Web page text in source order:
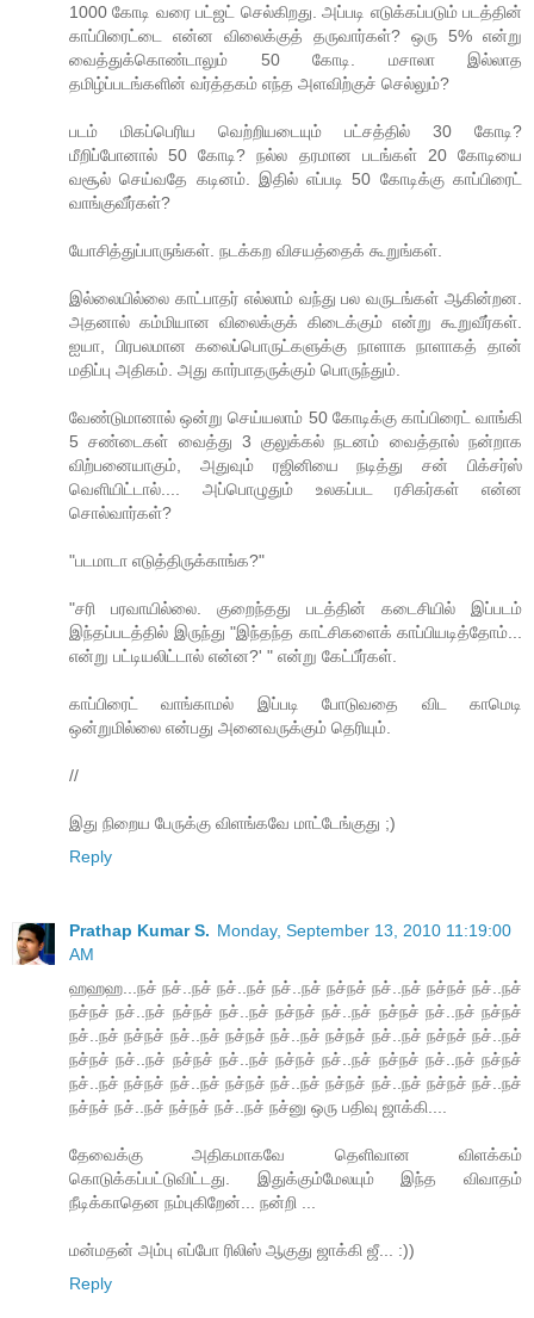
1000 கோடி வரை பட்ஜட் செல்கிறது. அப்படி எடுக்கப்படும் படத்தின்
காப்பிரைட்டை என்ன விலைக்குத் தருவார்கள்? ஒரு 5% என்று
வைத்துக்கொண்டாலும் 50 கோடி. மசாலா இல்லாத
தமிழ்ப்படங்களின் வர்த்தகம் எந்த அளவிற்குச் செல்லும்?
படம் மிகப்பெரிய வெற்றியடையும் பட்சத்தில் 30 கோடி?
மீறிப்போனால் 50 கோடி? நல்ல தரமான படங்கள் 20 கோடியை
வசூல் செய்வதே கடினம். இதில் எப்படி 50 கோடிக்கு காப்பிரைட்
வாங்குவீர்கள்?
யோசித்துப்பாருங்கள். நடக்கற விசயத்தைக் கூறுங்கள்.
இல்லையில்லை காட்பாதர் எல்லாம் வந்து பல வருடங்கள் ஆகின்றன.
அதனால் கம்மியான விலைக்குக் கிடைக்கும் என்று கூறுவீர்கள்.
ஐயா, பிரபலமான கலைப்பொருட்களுக்கு நாளாக நாளாகத் தான்
மதிப்பு அதிகம். அது கார்பாதருக்கும் பொருந்தும்.
வேண்டுமானால் ஒன்று செய்யலாம் 50 கோடிக்கு காப்பிரைட் வாங்கி
5 சண்டைகள் வைத்து 3 குலுக்கல் நடனம் வைத்தால் நன்றாக
விற்பனையாகும், அதுவும் ரஜினியை நடித்து சன் பிக்சர்ஸ்
வெளியிட்டால்.... அப்பொழுதும் உலகப்பட ரசிகர்கள் என்ன
சொல்வார்கள்?
"படமாடா எடுத்திருக்காங்க?"
"சரி பரவாயில்லை. குறைந்தது படத்தின் கடைசியில் இப்படம்
இந்தப்படத்தில் இருந்து "இந்தந்த காட்சிகளைக் காப்பியடித்தோம்...
என்று பட்டியலிட்டால் என்ன?' " என்று கேட்பீர்கள்.
காப்பிரைட் வாங்காமல் இப்படி போடுவதை விட காமெடி
ஒன்றுமில்லை என்பது அனைவருக்கும் தெரியும்.
//
இது நிறைய பேருக்கு விளங்கவே மாட்டேங்குது ;)
Reply
Prathap Kumar S. Monday, September 13, 2010 11:19:00
AM
ஹஹஹ...நச் நச்..நச் நச்..நச் நச்..நச் நச்நச் நச்..நச் நச்நச் நச்..நச்
நச்நச் நச்..நச் நச்நச் நச்..நச் நச்நச் நச்..நச் நச்நச் நச்..நச் நச்நச்
நச்..நச் நச்நச் நச்..நச் நச்நச் நச்..நச் நச்நச் நச்..நச் நச்நச் நச்..நச்
நச்நச் நச்..நச் நச்நச் நச்..நச் நச்நச் நச்..நச் நச்நச் நச்..நச் நச்நச்
நச்..நச் நச்நச் நச்..நச் நச்நச் நச்..நச் நச்நச் நச்..நச் நச்நச் நச்..நச்
நச்நச் நச்..நச் நச்நச் நச்..நச் நச்னு ஒரு பதிவு ஜாக்கி....
தேவைக்கு அதிகமாகவே தெளிவான விளக்கம்
கொடுக்கப்பட்டுவிட்டது. இதுக்கும்மேலயும் இந்த விவாதம்
நீடிக்காதென நம்புகிறேன்... நன்றி ...
மன்மதன் அம்பு எப்போ ரிலிஸ் ஆகுது ஜாக்கி ஜீ... :))
Reply